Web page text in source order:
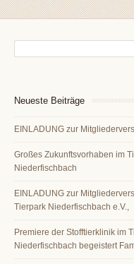
Neueste Beiträge
EINLADUNG zur
Großes Zukunftsvorhaben im
Niederfischbach
EINLADUNG zur
Tierpark Niederfischbach e.V.,
Premiere der Stofftierklinik im
Niederfischbach begeistert